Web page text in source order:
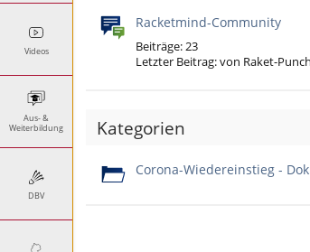
Videos
Aus- &
Weiterbildung
DBV
Racketmind-Community
Beiträge: 23
Letzter Beitrag:von Raket-
Kategorien
Corona-Wiedereinstieg -